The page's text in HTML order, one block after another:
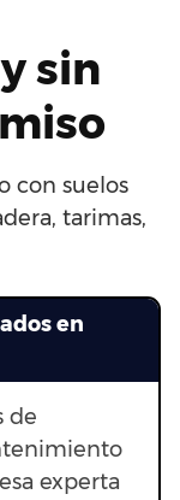
sin
con suelos
tarimas,
en
de
experta